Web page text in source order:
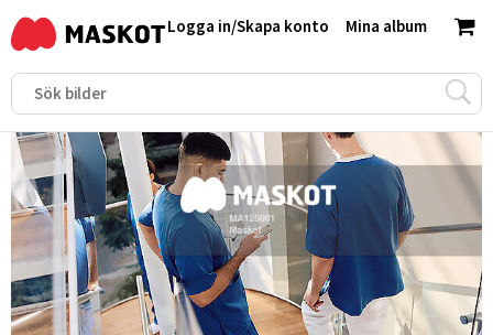
Mina album
Logga in/Skapa konto